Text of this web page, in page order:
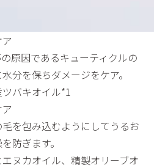
原因であるキューティクルの
分を保ちダメージをケア。
バキオイル*1
を包み込むようにしてうるお
防ぎます。
ヌカオイル、精製オリーブオ